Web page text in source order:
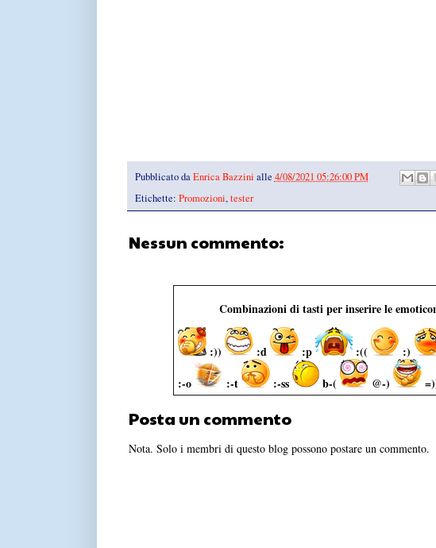
Pubblicato daEnrica Bazzini alle 4/08/2021 05:26:00 PM
Etichette: Promozioni,tester
Nessun commento:
Combinazioni di tasti per inserire le
:)) :d :p :(( :)
:-o
:-t :-ss b-( @-)
Posta un commento
Nota. Solo i membri di questo blog possono postare un commento.